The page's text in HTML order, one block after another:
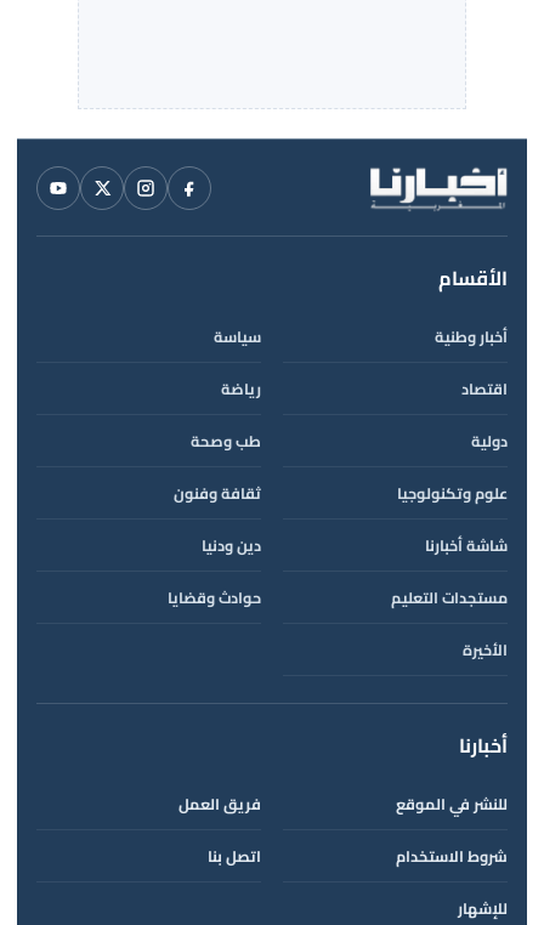
الأقسام
أخبار وطنية
سياسة
اقتصاد
رياضة
دولية
طب وصحة
علوم وتكنولوجيا
ثقافة وفنون
شاشة أخبارنا
دين ودنيا
مستجدات التعليم
حوادث وقضايا
الأخيرة
أخبارنا
للنشر في الموقع
فريق العمل
شروط الاستخدام
اتصل بنا
للإشهار